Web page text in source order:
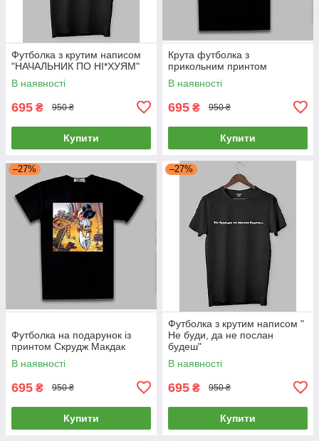
Футболка з крутим написом
"НАЧАЛЬНИК ПО НІ*ХУЯМ"
В наявності
695 ₴ 950 ₴
Купити
Крута футболка з
прикольним принтом
В наявності
695 ₴ 950 ₴
Купити
–27%
Футболка на подарунок із
принтом Скрудж Макдак
В наявності
695 ₴ 950 ₴
Купити
–27%
Футболка з крутим написом "
Не буди, да не послан
будеш"
В наявності
695 ₴ 950 ₴
Купити